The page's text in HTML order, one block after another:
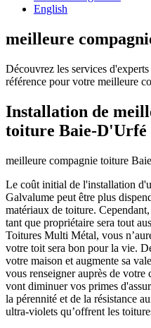
English
meilleure
Découvrez les services
référence pour votre meilleure
Installation de
toiture Baie-D'Urfé
meilleure compagnie toiture
Le coût initial de l'installation
Galvalume peut être plus
matériaux de toiture.
tant que propriétaire sera tout
Toitures Multi Métal, vous
votre toit sera bon pour la vie.
votre maison et augmente sa
vous renseigner auprès de votre
vont diminuer vos primes
la pérennité et de la résistance
ultra-violets qu’offrent les